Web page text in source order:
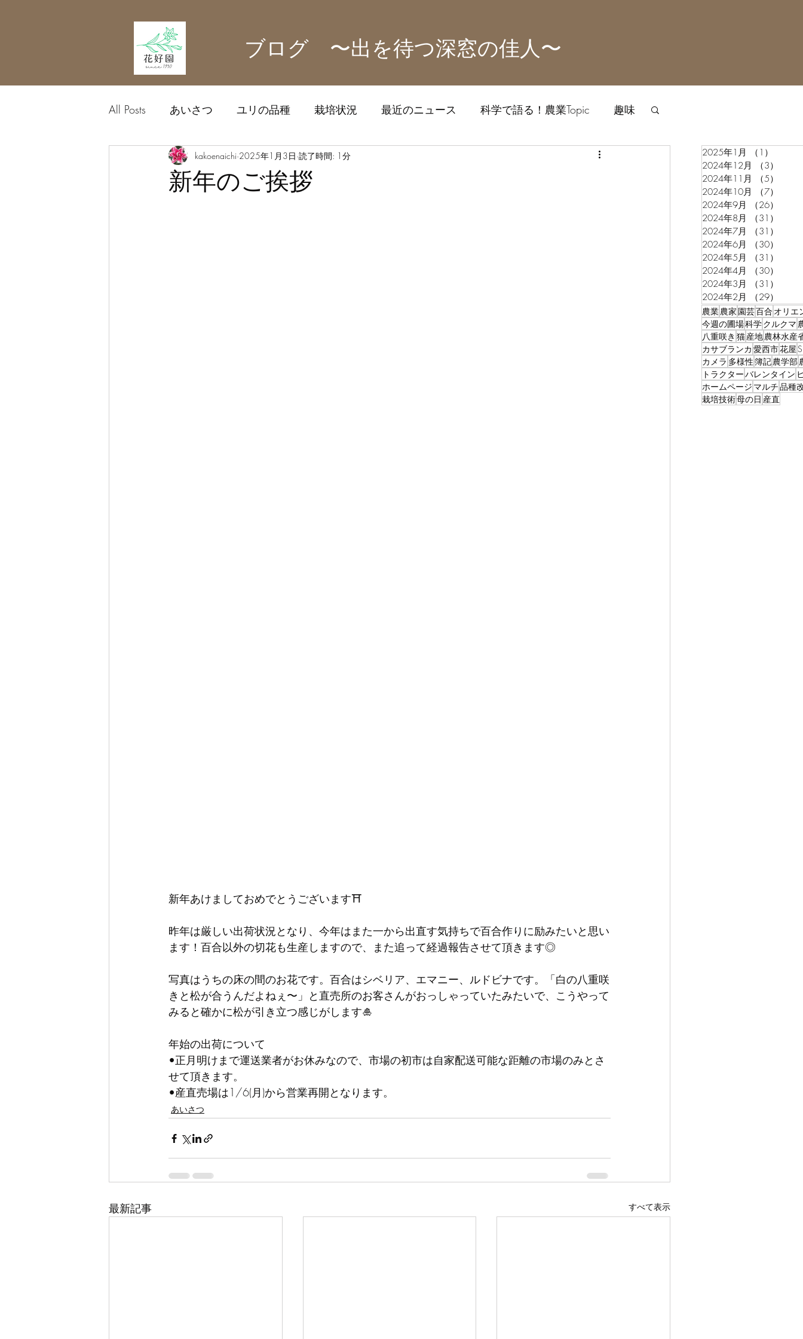
ブログ 〜出を待つ深窓の佳人〜
All Posts あいさつ ユリの品種 栽培状況 最近のニュース 科学で語る！農業Topic 趣味
農業資材 中日ドラゴンズ
新年のご挨拶
kakoenaichi 2025年1月3日 読了時間: 1分
新年あけましておめでとうございます⛩
昨年は厳しい出荷状況となり、今年はまた一から出直す気持ちで百合作りに励みたいと思い
ます！百合以外の切花も生産しますので、また追って経過報告させて頂きます◎
写真はうちの床の間のお花です。百合はシベリア、エマニー、ルドビナです。「白の八重咲
きと松が合うんだよねぇ〜」と直売所のお客さんがおっしゃっていたみたいで、こうやって
みると確かに松が引き立つ感じがします🎍
年始の出荷について
•正月明けまで運送業者がお休みなので、市場の初市は自家配送可能な距離の市場のみとさ
せて頂きます。
•産直売場は1/6(月)から営業再開となります。
あいさつ
最新記事 すべて表示
2025年1月 （1）
2024年12月
（3）
2024年11月
（5）
2024年10月
（7）
2024年9月
（26）
2024年8月
（31）
2024年7月
（31）
2024年6月
（30）
2024年5月
（31）
2024年4月
（30）
2024年3月
（31）
2024年2月
（29）
農業農家 園芸百合 オリエ
今週の圃場科学クルクマ
八重咲き 猫産地農林水産
カサブランカ 愛西市花屋
カメラ 多様性簿記農学部
トラクターバレンタイン
ホームページ マルチ品種
栽培技術母の日 産直